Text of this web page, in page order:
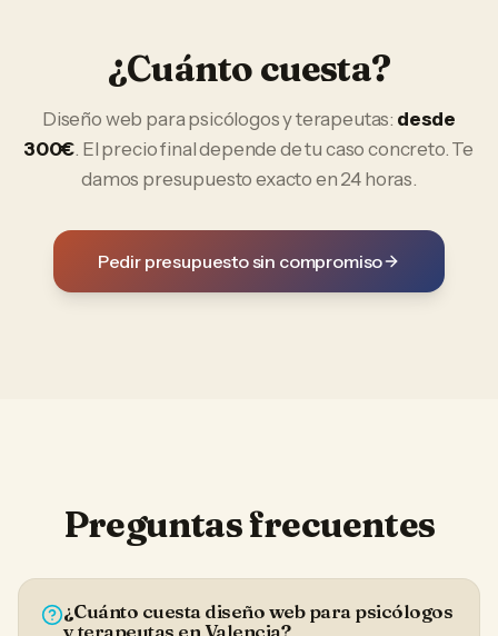
¿Cuánto cuesta?
Diseño web parapsicólogos y terapeutas: desde
300€. El precio final depende de tu caso concreto. Te
damos presupuesto exacto en 24 horas.
Pedir presupuesto sin compromiso
Preguntas frecuentes
¿Cuánto cuesta diseño web para psicólogos
y terapeutas en Valencia?